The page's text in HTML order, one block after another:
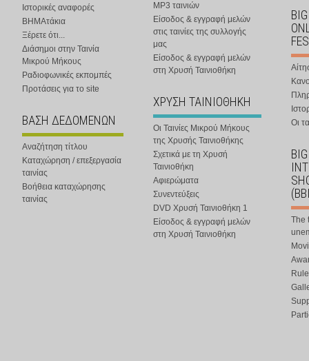
Ιστορικές αναφορές
ΒΗΜΑτάκια
Ξέρετε ότι...
Διάσημοι στην Ταινία
Μικρού Μήκους
Ραδιοφωνικές εκπομπές
Προτάσεις για το site
ΒΑΣΗ ΔΕΔΟΜΕΝΩΝ
Αναζήτηση τίτλου
Καταχώρηση / επεξεργασία
ταινίας
Βοήθεια καταχώρησης
ταινίας
MP3 ταινιών
Είσοδος & εγγραφή μελών
στις ταινίες της συλλογής
μας
Είσοδος & εγγραφή μελών
στη Χρυσή Ταινιοθήκη
ΧΡΥΣΗ ΤΑΙΝΙΟΘΗΚΗ
Οι Ταινίες Μικρού Μήκους
της Χρυσής Ταινιοθήκης
Σχετικά με τη Χρυσή
Ταινιοθήκη
Αφιερώματα
Συνεντεύξεις
DVD Χρυσή Ταινιοθήκη 1
Είσοδος & εγγραφή μελών
στη Χρυσή Ταινιοθήκη
Οι
The